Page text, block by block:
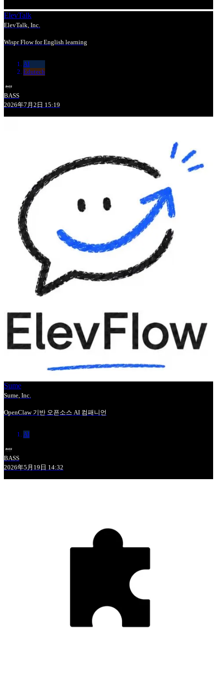
ElevTalk
ElevTalk, Inc.
Wispr Flow for English learning
AI
Edutech
BASS
2026年7月2日 15:19
Sume
Sume, Inc.
OpenClaw 기반 오픈소스 AI 컴패니언
AI
BASS
2026年5月19日 14:32